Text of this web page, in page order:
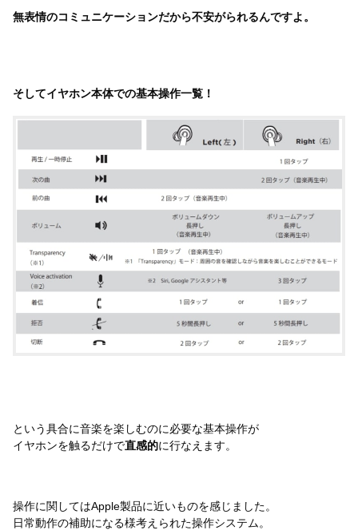
無表情のコミュニケーションだから不安がられるんですよ。
そしてイヤホン本体での基本操作一覧！
という具合に音楽を楽しむのに必要な基本操作が
イヤホンを触るだけで直感的に行なえます。
操作に関してはApple製品に近いものを感じました。
日常動作の補助になる様考えられた操作システム。